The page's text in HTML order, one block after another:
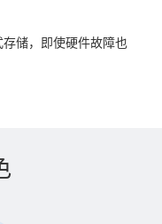
储，即使硬件故障也